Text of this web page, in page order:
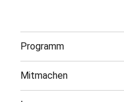
Programm
Mitmachen